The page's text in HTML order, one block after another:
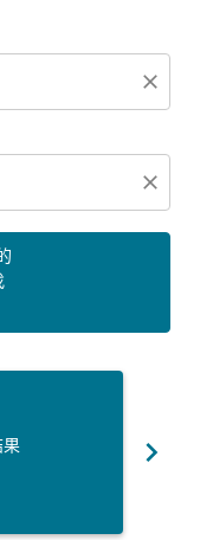
close
close
果 chevron_right